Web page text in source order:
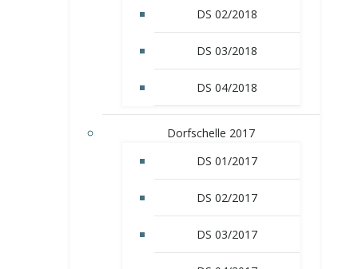
DS 02/2018
DS 03/2018
DS 04/2018
Dorfschelle 2017
DS 01/2017
DS 02/2017
DS 03/2017